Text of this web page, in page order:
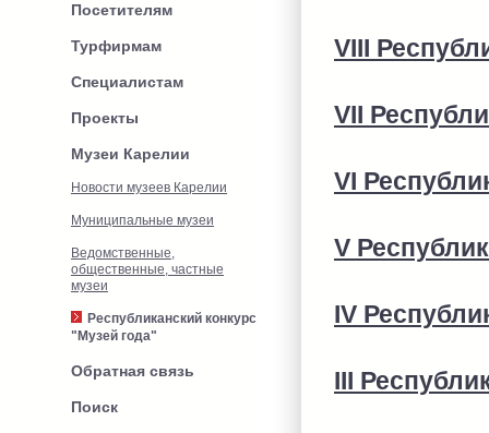
Посетителям
Турфирмам
Специалистам
Проекты
Музеи Карелии
Новости музеев Карелии
Муниципальные музеи
Ведомственные,
общественные, частные
музеи
Республиканский конкурс
"Музей года"
Обратная связь
Поиск
VIII
VII
VI
V
IV
III